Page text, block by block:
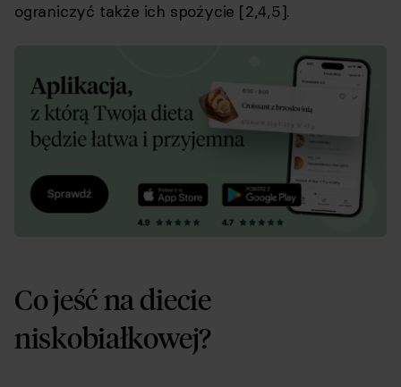
ograniczyć także ich spożycie [2,4,5].
Co jeść na diecie
niskobiałkowej?